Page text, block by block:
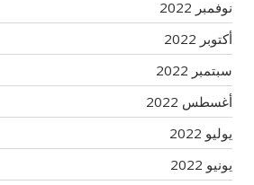
نوفمبر 2022
أكتوبر 2022
سبتمبر 2022
أغسطس 2022
يوليو 2022
يونيو 2022